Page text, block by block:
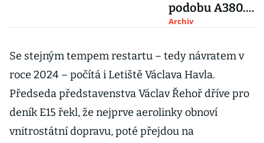
podobu A380.
Paluba bude
zavádí zcela
novou třídu
Archiv
Se stejným tempem restartu – tedy návratem v
roce 2024 – počítá i Letiště Václava Havla.
Předseda představenstva Václav Řehoř dříve pro
deník E15 řekl, že nejprve aerolinky obnoví
vnitrostátní dopravu, poté přejdou na